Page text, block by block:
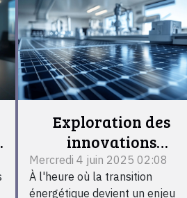
Exploration des
innovations
technologiques dans
les énergies
Mercredi 4 juin 2025 02:08
À l'heure où la transition
énergétique devient un enjeu